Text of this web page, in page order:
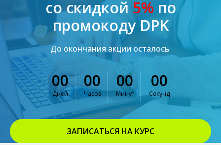
со скидкой 5% по
промокоду DPK
До окончания акции осталось
00
Дней
00
Часов
00
Минут
00
Секунд
ЗАПИСАТЬСЯ НА КУРС